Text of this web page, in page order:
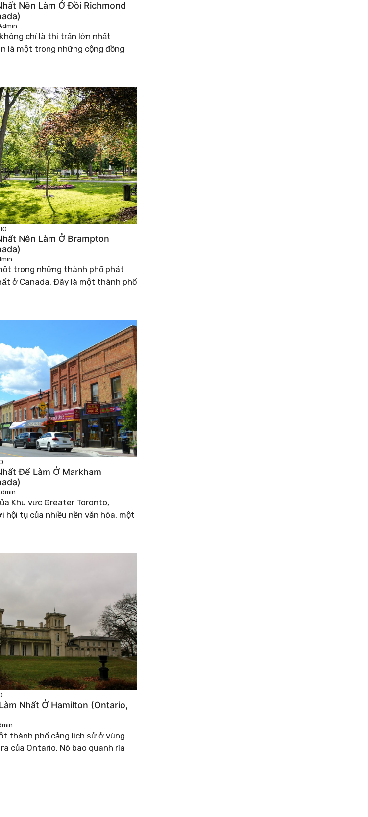
Nên Làm Ở Đồi Richmond
chỉ là thị trấn lớn nhất
là một trong những cộng đồng
Nên Làm Ở Brampton
trong những thành phố phát
ở Canada. Đây là một thành phố
Để Làm Ở Markham
Khu vực Greater Toronto,
hội tụ của nhiều nền văn hóa, một
Nhất Ở Hamilton (Ontario,
thành phố cảng lịch sử ở vùng
của Ontario. Nó bao quanh rìa